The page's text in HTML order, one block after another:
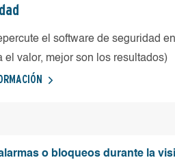
el software de seguridad
el valor, mejor son los resultados)
o bloqueos durante la